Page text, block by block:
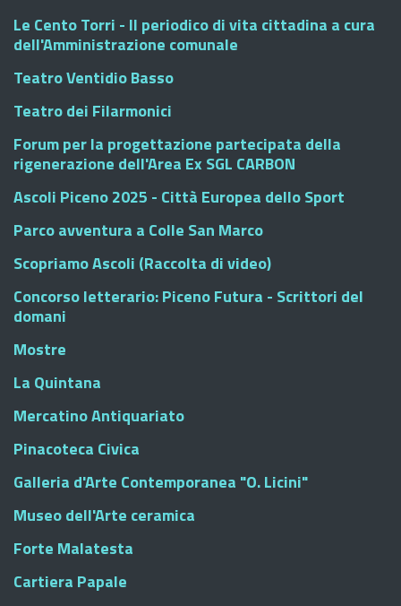
Le Cento Torri - Il periodico di vita cittadina a cura
dell'Amministrazione comunale
Teatro Ventidio Basso
Teatro dei Filarmonici
Forum per la progettazione partecipata della
rigenerazione dell'Area Ex SGL CARBON
Ascoli Piceno 2025 - Città Europea dello Sport
Parco avventura a Colle San Marco
Scopriamo Ascoli (Raccolta di video)
Concorso letterario: Piceno Futura - Scrittori del
domani
Mostre
La Quintana
Mercatino Antiquariato
Pinacoteca Civica
Galleria d'Arte Contemporanea "O. Licini"
Museo dell'Arte ceramica
Forte Malatesta
Cartiera Papale